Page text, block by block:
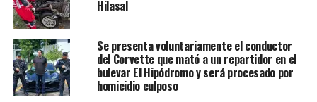
pupusería de San Luis
Mariona deja dos
delincuentes muertos y un
policía lesionado
18 mayo, 2021
En «Nacionales»
Hilasal
Se presenta voluntariamente el conductor
del Corvette que mató a un repartidor en el
bulevar El Hipódromo y será procesado por
homicidio culposo